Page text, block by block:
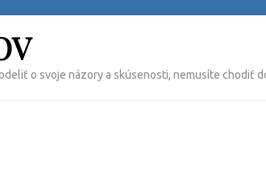
o svoje názory a skúsenosti, nemusíte chodiť